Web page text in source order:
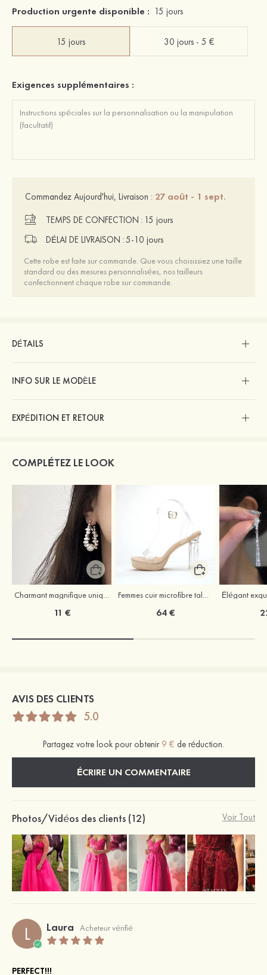
Production urgente disponible : 15 jours
15 jours 30 jours - 5 €
Exigences supplémentaires :
Commandez Aujourd'hui, Livraison : 27 août - 1 sept.
TEMPS DE CONFECTION : 15 jours
DÉLAI DE LIVRAISON :5-10 jours
Cette robe est faite sur commande. Que vous choisissiez une taille
standard ou des mesures personnalisées, nos tailleurs
confectionnent chaque robe sur commande.
DÉTAILS
INFO SUR LE MODÈLE
EXPÉDITION ET RETOUR
COMPLÉTEZ LE LOOK
Charmant magnifique unique perle boucles d'oreilles
11 €
Femmes cuir microfibre talons à bout ouvert talon bottier fête et soirée bal occasion spéciale mariage chaussures
64 €
AVIS DES CLIENTS
5.0
Partagez votre look pour obtenir 9 € de réduction.
ÉCRIRE UN COMMENTAIRE
Photos/Vidéos des clients (12) Voir Tout
L Laura Acheteur vérifié
PERFECT!!!